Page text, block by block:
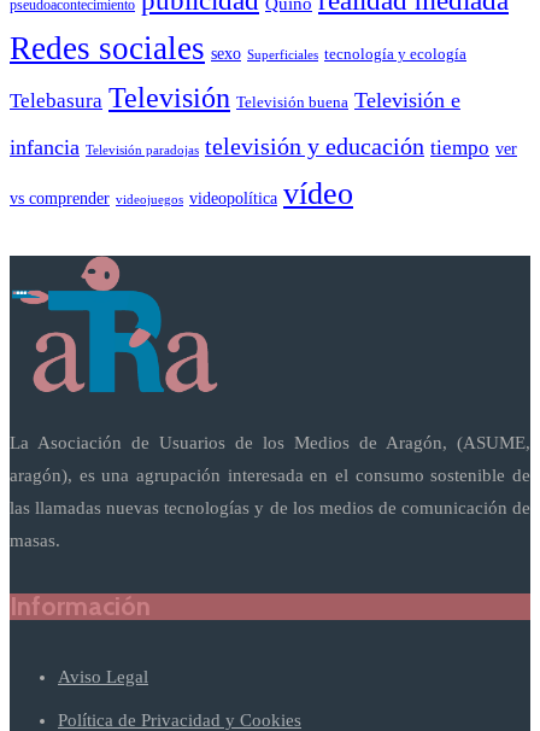
pseudoacontecimiento
Redes sociales sexo Superficiales tecnología y ecología
Telebasura Televisión Televisión buena Televisión e
infancia Televisión paradojas televisión y educación tiempo ver
vs comprender videojuegos videopolítica vídeo
La Asociación de Usuarios de los Medios de Aragón, (ASUME,
aragón), es una agrupación interesada en el consumo sostenible de
las llamadas nuevas tecnologías y de los medios de comunicación de
masas.
Información
Aviso Legal
Política de Privacidad y Cookies